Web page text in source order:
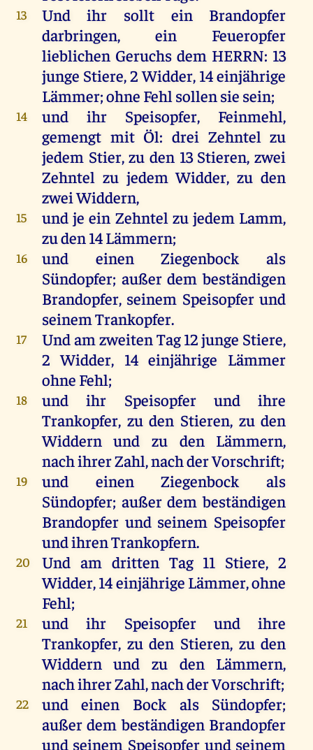
13 Und ihr sollt ein
Brandopfer
darbringen, ein Feueropfer
lieblichen Geruchs dem HERRN: 13
junge Stiere, 2Widder, 14 einjährige
Lämmer;ohne Fehl sollensie sein;
14 und ihr Speisopfer, Feinmehl,
gemengt mit Öl: drei Zehntel zu
jedem Stier,zu den 13 Stieren,zwei
Zehntel zujedemWidder,zu den
zweiWiddern,
15 und je ein Zehntel zujedem Lamm,
zuden14Lämmern;
16 und einen Ziegenbock
als
Sündopfer; außer dem beständigen
Brandopfer, seinem Speisopfer und
seinemTrankopfer.
17 Undam zweitenTag12junge Stiere,
2Widder, 14 einjährige Lämmer
ohne Fehl;
18 und ihr Speisopfer und
ihre
Trankopfer, zu den Stieren, zu den
Widdern und zu den Lämmern,
nachihrerZahl,nachderVorschrift;
19 und einen Ziegenbock
als
Sündopfer; außer dem beständigen
Brandopfer und seinem Speisopfer
undihrenTrankopfern.
20 Und am dritten Tag11 Stiere, 2
Widder, 14 einjährige Lämmer,ohne
Fehl;
21 und ihr Speisopfer und
ihre
Trankopfer, zu den Stieren, zu den
Widdern und zu den Lämmern,
nachihrerZahl,nachderVorschrift;
22 und einen Bock als Sündopfer;
außer dem beständigen Brandopfer
und seinem Speisopfer und seinem